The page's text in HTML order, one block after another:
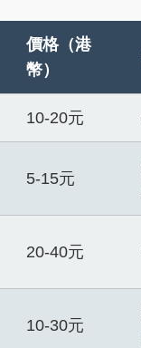
價格（港
幣）
10-20元
5-15元
20-40元
10-30元